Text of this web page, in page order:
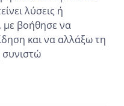
λύσεις ή
με βοήθησε να
και να αλλάξω τη